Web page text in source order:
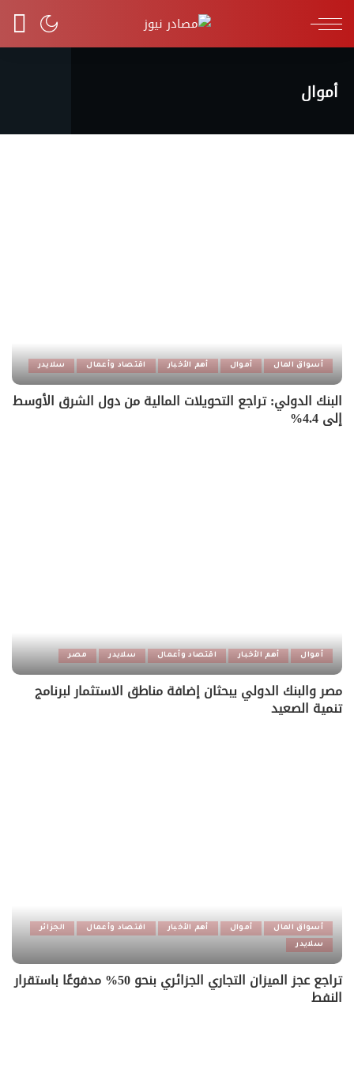
أموال
أسواق المال أموال أهم الأخبار اقتصاد وأعمال سلايدر
البنك الدولي: تراجع التحويلات المالية من دول الشرق الأوسط
إلى 4.4%
أموال أهم الأخبار اقتصاد وأعمال سلايدر مصر
مصر والبنك الدولي يبحثان إضافة مناطق الاستثمار لبرنامج
تنمية الصعيد
أسواق المال أموال أهم الأخبار اقتصاد وأعمال
الجزائر
سلايدر
تراجع عجز الميزان التجاري الجزائري بنحو 50% مدفوعًا باستقرار
النفط